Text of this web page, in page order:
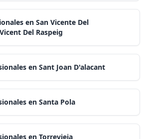
en San Vicente Del
Del Raspeig
en Sant Joan D'alacant
en Santa Pola
en Torrevieja